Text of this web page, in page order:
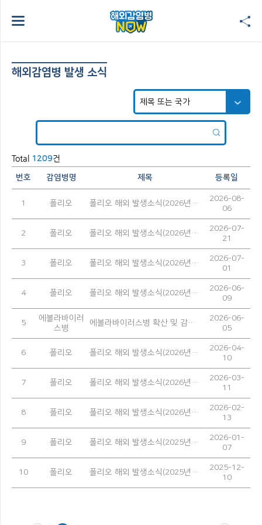
해외감염병 발생 소식
Total 1209건
번호 감염병명 제목 등록일
1 폴리오 폴리오 해외 발생소식(2026년 7월)
2026-08-
06
2 폴리오 폴리오 해외 발생소식(2026년 6월)
2026-07-
21
3 폴리오 폴리오 해외 발생소식(2026년 5월)
2026-07-
01
4 폴리오 폴리오 해외 발생소식(2026년 4월)
2026-06-
09
5
에볼라바이러
스병
에볼라바이러스병 확산 및 감염 예방을 위한 안내
2026-06-
05
6 폴리오 폴리오 해외 발생소식(2026년 3월)
2026-04-
10
7 폴리오 폴리오 해외 발생소식(2026년 2월)
2026-03-
11
8 폴리오 폴리오 해외 발생소식(2026년 1월)
2026-02-
13
9 폴리오 폴리오 해외 발생소식(2025년 12월)
2026-01-
07
10 폴리오 폴리오 해외 발생소식(2025년 11월)
2025-12-
10